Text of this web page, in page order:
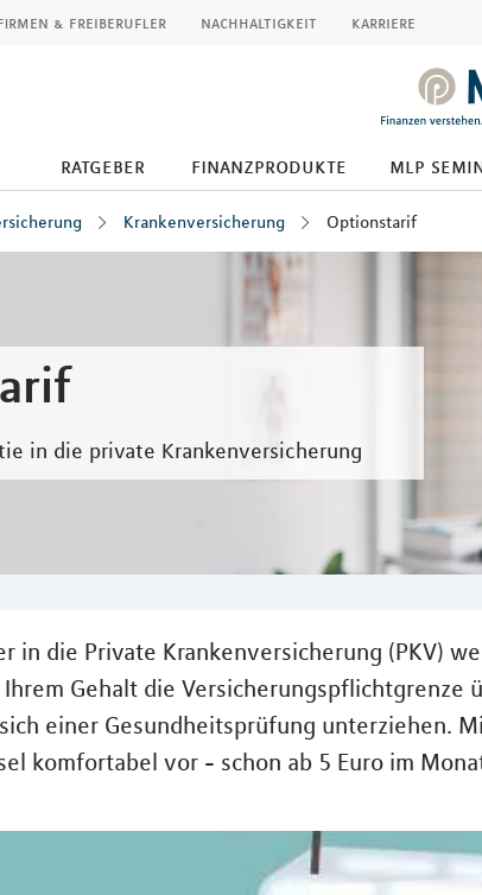
& freiberufler nachhaltigkeit karriere
ratgeber finanzprodukte mlp
Krankenversicherung Optionstarif
in die private Krankenversicherung
in die Private Krankenversicherung (PKV)
Gehalt die Versicherungspflichtgrenze
einer Gesundheitsprüfung unterziehen.
komfortabel vor - schon ab 5 Euro im